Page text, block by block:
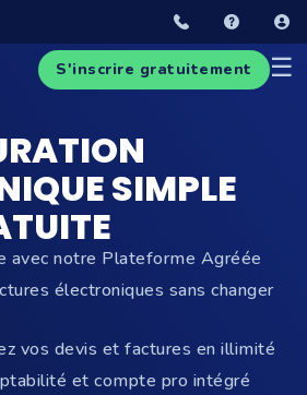
☰
S'inscrire gratuitement
SIMPLE
avec notre Plateforme Agréée
électroniques sans changer
vos devis et factures en illimité
et compte pro intégré